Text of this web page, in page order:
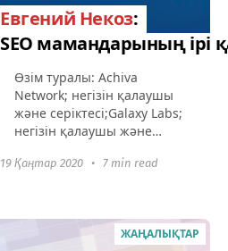
Евгений Некоз:
SEO мамандарының ірі
Өзім туралы: Achiva
Network; негізін қалаушы
және серіктесі;Galaxy Labs;
негізін қалаушы және
ұшамын, мотоциклмен
басқарамын. Жұмыс
19 Қаңтар 2020 • 7 min read
ЖАҢАЛЫҚТАР